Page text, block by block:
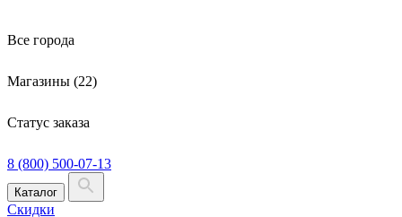
Все города
Магазины (22)
Статус заказа
8 (800) 500-07-13
Каталог
Скидки